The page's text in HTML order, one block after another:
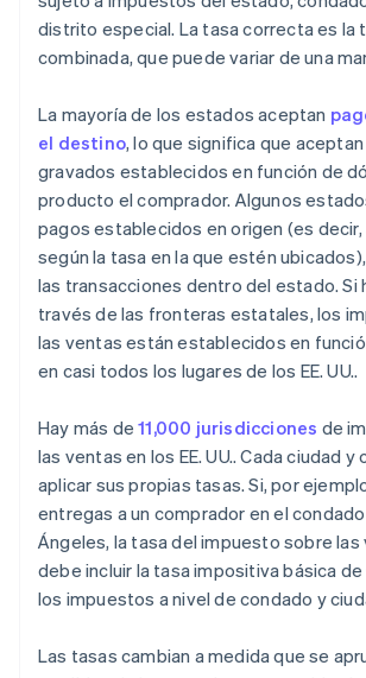
distrito especial. La tasa correcta es la
combinada, que puede variar de una
La mayoría de los estados aceptan
el destino, lo que significa que
gravados establecidos en función de
producto el comprador. Algunos
pagos establecidos en origen (es
según la tasa en la que estén
las transacciones dentro del estado. Si
través de las fronteras estatales, los
las ventas están establecidos en
en casi todos los lugares de los EE. UU..
Hay más de11,000 jurisdicciones de
las ventas en los EE. UU.. Cada ciudad
aplicar sus propias tasas. Si, por
entregas a un comprador en el
Ángeles, la tasa del impuesto sobre
debe incluir la tasa impositiva básica
los impuestos a nivel de condado y
Las tasas cambian a medida que se